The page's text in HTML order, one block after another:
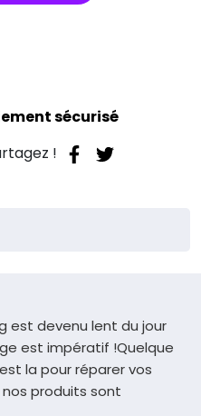
sécurisé
!
est devenu lent du jour
est impératif !Quelque
la pour réparer vos
nos produits sont